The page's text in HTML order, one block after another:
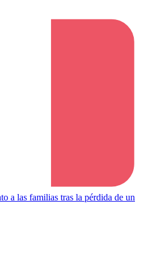
a las familias tras la pérdida de un